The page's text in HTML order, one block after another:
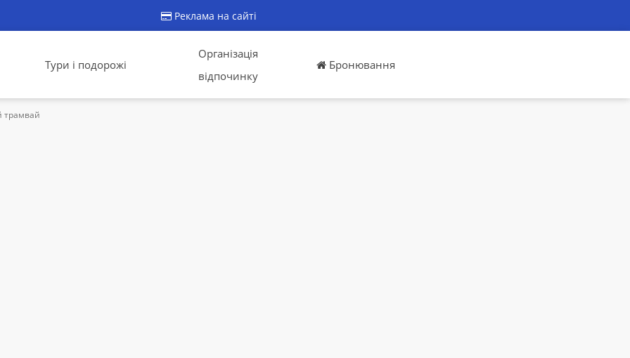
Реклама на сайті
Тури і подорожі
Організація
відпочинку
Бронювання
трамвай